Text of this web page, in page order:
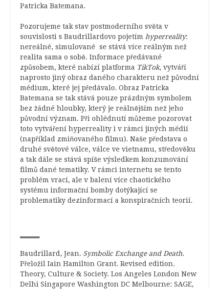
Patricka Batemana.
Pozorujeme tak stav postmoderního světa v
souvislosti s Baudrillardovo pojetím hyperreality:
nereálné, simulované se stává více reálným než
realita sama o sobě. Informace předávané
způsobem, které nabízí platforma TikTok, vytváří
naprosto jiný obraz daného charakteru než původní
médium, které jej předávalo. Obraz Patricka
Batemana se tak stává pouze prázdným symbolem
bez žádné hloubky, který je reálnějším než jeho
původní význam. Při ohlédnutí můžeme pozorovat
toto vytváření hyperreality i v rámci jiných médií
(například zmiňovaného filmu). Naše představa o
druhé světové válce, válce ve vietnamu, středověku
a tak dále se stává spíše výsledkem konzumování
filmů dané tematiky. V rámci internetu se tento
problém vrací, ale v balení více chaotického
systému informační bomby dotýkající se
problematiky dezinformací a konspiračních teorií.
Baudrillard, Jean. Symbolic Exchange and Death.
Přeložil Iain Hamilton Grant. Revised edition.
Theory, Culture & Society. Los Angeles London New
Delhi Singapore Washington DC Melbourne: SAGE,